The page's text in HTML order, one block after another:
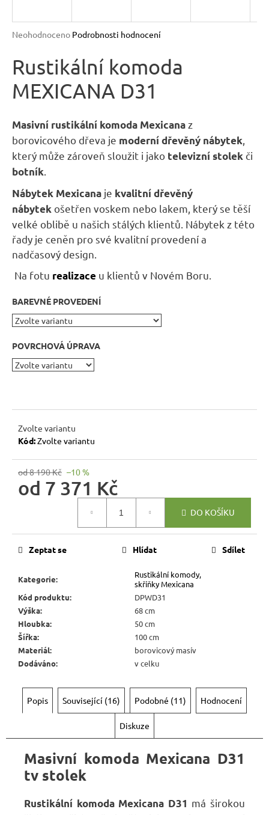
Průměrné
produktu
je
0,0
z
hvězdiček.
Neohodnoceno Podrobnosti hodnocení
Rustikální komoda
MEXICANA D31
Masivní rustikální komoda Mexicanaz
borovicového dřeva je moderní dřevěný nábytek
který může zároveň sloužit i jako televizní stolekči
botník
Nábytek Mexicana je kvalitní dřevěný
nábytekošetřen voskem nebo lakem, který se těší
velké oblibě u našich stálých klientů. Nábytek z této
řady je ceněn pro své kvalitní provedení a
nadčasový design.
Na fotu realizace u klientů v Novém Boru.
BAREVNÉ PROVEDENÍ
POVRCHOVÁ ÚPRAVA
Zvolte variantu
Kód:Zvolte variantu
od 8 190 Kč –10 %
od 7 371 Kč
DO KOŠÍKU
Kategorie:
Rustikální komody,
skříňky Mexicana
Kód produktu:
DPWD31
Výška:
68 cm
Hloubka:
50 cm
Šířka:
100 cm
Materiál:
borovicový masív
Dodáváno: v celku
Zeptat se Hlídat Sdílet
Popis Související (16) Podobné (11) Hodnocení
Diskuze
Masivní komoda Mexicana D31
tv stolek
Rustikální komoda Mexicana D31 má širokou
a
í
t
?
HLEDAT
D
o
p
o
r
č
u
j
e
m
e
DŘEVĚNÝ
MEXICANA
SIL02
CM
134
Kč